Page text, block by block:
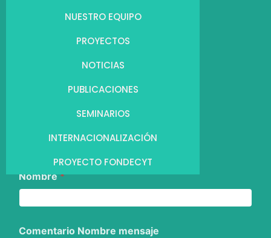
NUESTRO EQUIPO
PROYECTOS
NOTICIAS
PUBLICACIONES
SEMINARIOS
INTERNACIONALIZACIÓN
PROYECTO FONDECYT
Nombre*
Comentario Nombre mensaje